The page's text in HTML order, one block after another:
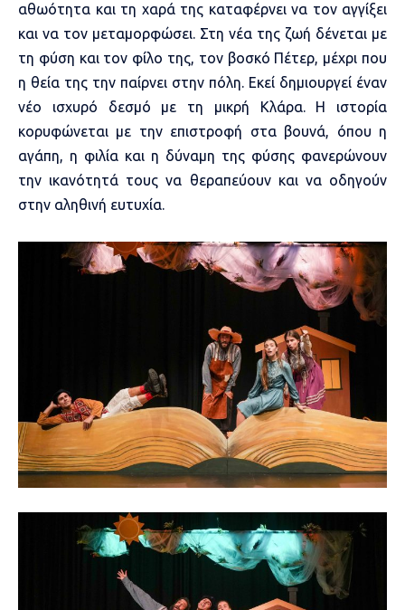
αθωότητα και τη χαρά της καταφέρνει να τον αγγίξει
και να τον μεταμορφώσει. Στη νέα της ζωή δένεται με
τη φύση και τον φίλο της, τον βοσκό Πέτερ, μέχρι που
η θεία της την παίρνει στην πόλη. Εκεί δημιουργεί έναν
νέο ισχυρό δεσμό με τη μικρή Κλάρα. Η ιστορία
κορυφώνεται με την επιστροφή στα βουνά, όπου η
αγάπη, η φιλία και η δύναμη της φύσης φανερώνουν
την ικανότητά τους να θεραπεύουν και να οδηγούν
στην αληθινή ευτυχία.